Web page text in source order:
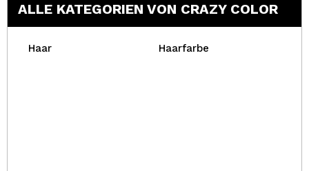
ALLE KATEGORIEN VON CRAZY COLOR
Haar Haarfarbe